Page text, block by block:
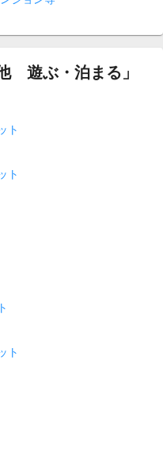
遊ぶ・泊まる」
ト
ト
ト